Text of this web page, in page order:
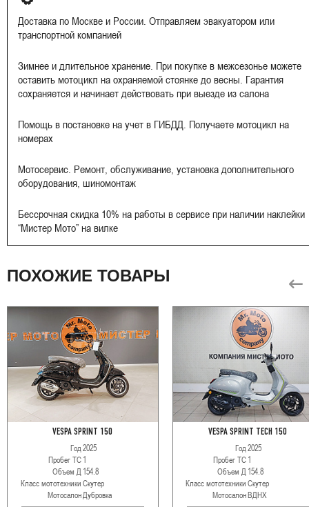
Доставка по Москве и России. Отправляем эвакуатором или
транспортной компанией
Зимнее и длительное хранение. При покупке в межсезонье можете
оставить мотоцикл на охраняемой стоянке до весны. Гарантия
сохраняется и начинает действовать при выезде из салона
Помощь в постановке на учет в ГИБДД. Получаете мотоцикл на
номерах
Мотосервис. Ремонт, обслуживание, установка дополнительного
оборудования, шиномонтаж
Бессрочная скидка 10% на работы в сервисе при наличии наклейки
“Мистер Мото” на вилке
ПОХОЖИЕ ТОВАРЫ
VESPA SPRINT 150
Год2025
Пробег ТС 1
Объем Д 154.8
Класс мототехникиСкутер
МотосалонДубровка
VESPA SPRINT TECH 150
Год 2025
Пробег ТС1
Объем Д 154.8
Класс мототехники Скутер
МотосалонВДНХ